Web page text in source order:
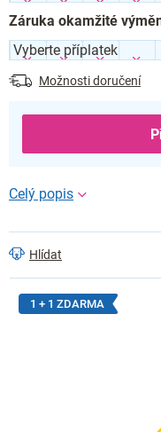
Záruka okamžité
Možnosti doručení
Hlídat
1 + 1 ZDARMA